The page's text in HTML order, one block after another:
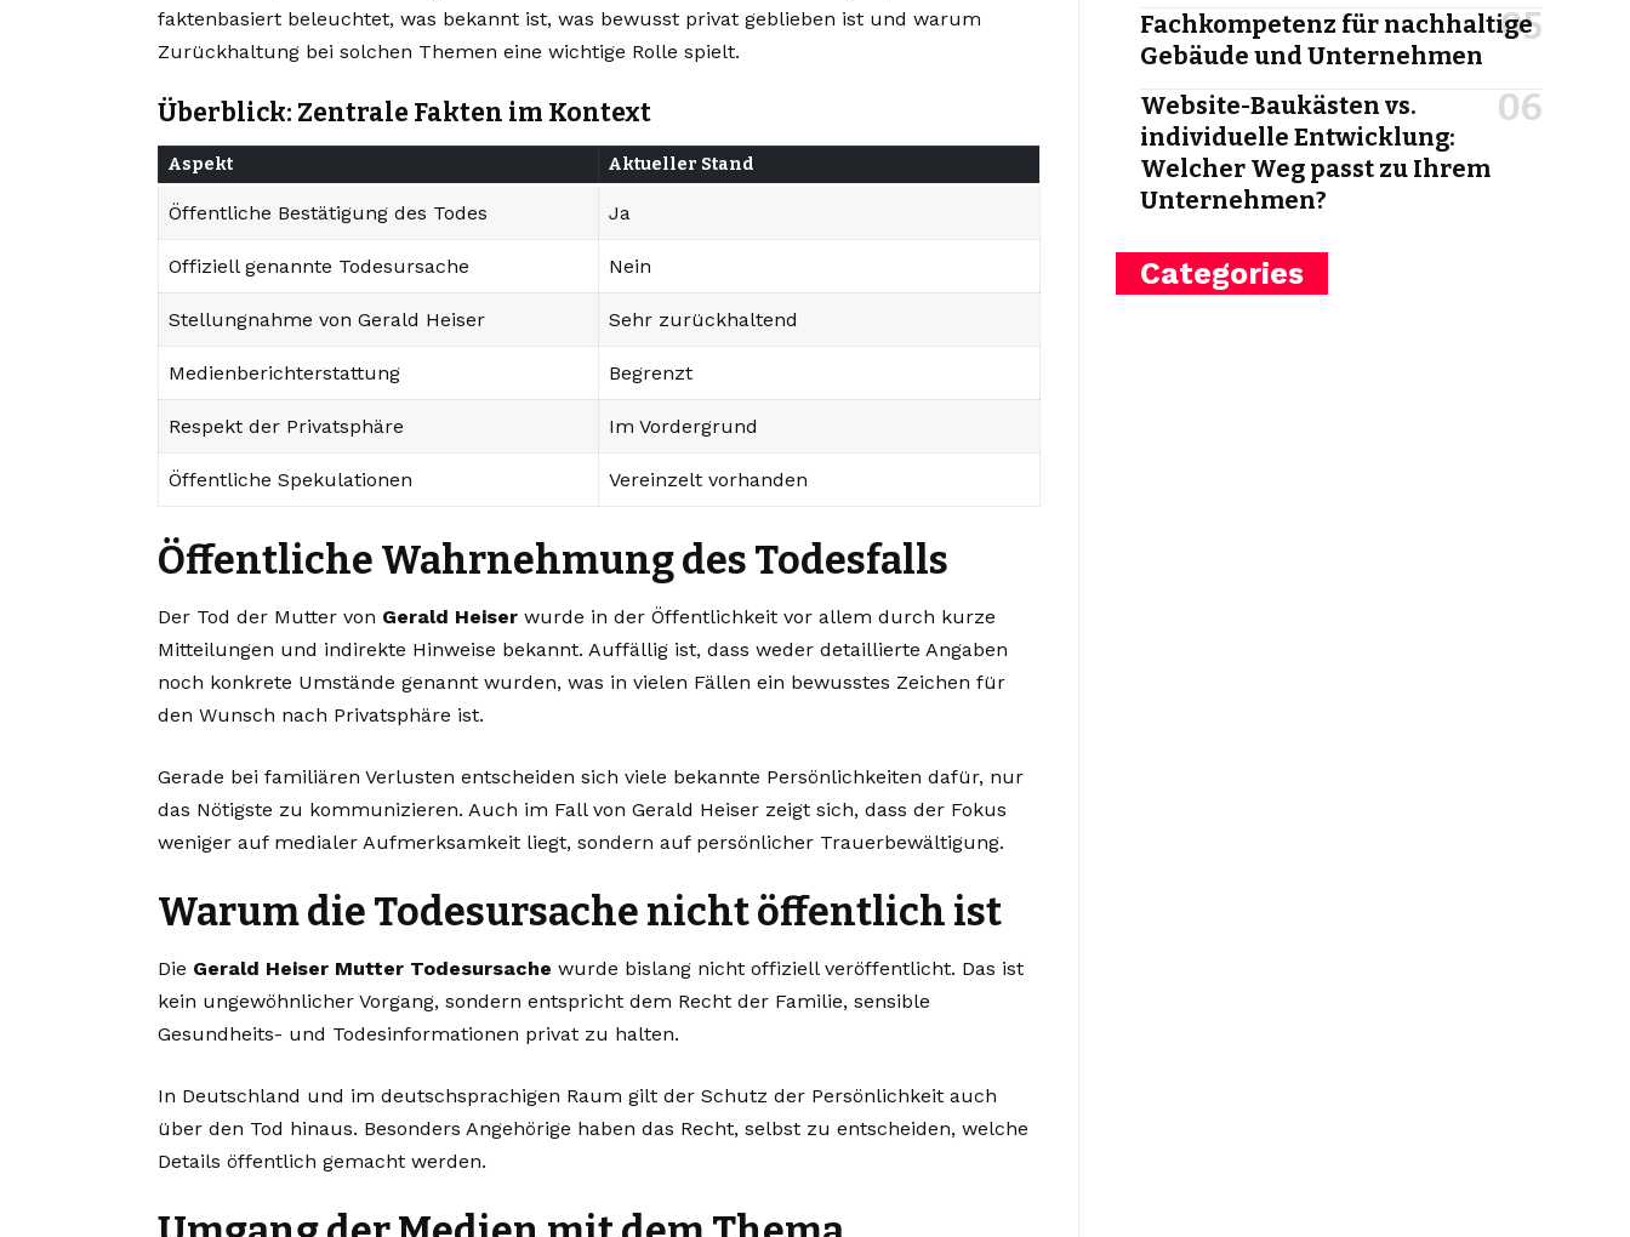
faktenbasiert beleuchtet, was bekannt ist, was bewusst privat geblieben ist und warum
Zurückhaltung bei solchen Themen eine wichtige Rolle spielt.
Überblick: Zentrale Fakten im Kontext
Aspekt Aktueller Stand
Öffentliche Bestätigung des Todes Ja
Offiziell genannte Todesursache Nein
Stellungnahme von Gerald Heiser Sehr zurückhaltend
Medienberichterstattung Begrenzt
Respekt der Privatsphäre Im Vordergrund
Öffentliche Spekulationen Vereinzelt vorhanden
Öffentliche Wahrnehmung des Todesfalls
Der Tod der Mutter von Gerald Heiser wurde in der Öffentlichkeit vor allem durch kurze
Mitteilungen und indirekte Hinweise bekannt. Auffällig ist, dass weder detaillierte Angaben
noch konkrete Umstände genannt wurden, was in vielen Fällen ein bewusstes Zeichen für
den Wunsch nach Privatsphäre ist.
Gerade bei familiären Verlusten entscheiden sich viele bekannte Persönlichkeiten dafür, nur
das Nötigste zu kommunizieren. Auch im Fall von Gerald Heiser zeigt sich, dass der Fokus
weniger auf medialer Aufmerksamkeit liegt, sondern auf persönlicher Trauerbewältigung.
Warum die Todesursache nicht öffentlich ist
Die Gerald Heiser Mutter Todesursache wurde bislang nicht offiziell veröffentlicht. Das ist
kein ungewöhnlicher Vorgang, sondern entspricht dem Recht der Familie, sensible
Gesundheits- und Todesinformationen privat zu halten.
In Deutschland und im deutschsprachigen Raum gilt der Schutz der Persönlichkeit auch
über den Tod hinaus. Besonders Angehörige haben das Recht, selbst zu entscheiden, welche
Details öffentlich gemacht werden.
Fachkompetenz für nachhaltige
Gebäude und Unternehmen
Website-Baukästen vs.
individuelle Entwicklung:
Welcher Weg passt zu Ihrem
Unternehmen?
Categories